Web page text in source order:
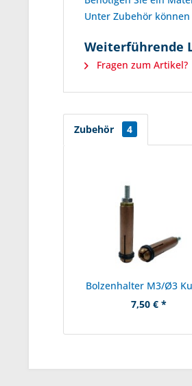
Unter Zubehör
Weiterführende
Fragen zum Artikel?
Zubehör 4
Bolzenhalter M3/Ø3
7,50 € *